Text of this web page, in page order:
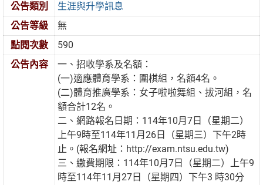
公告類別
生涯與升學訊息
公告等級
無
點閱次數
590
公告內容
一、招收學系及名額：
(一)適應體育學系：圍棋組，名額4名。
(二)體育推廣學系：女子啦啦舞組、拔河組，名
額合計12名。
二、網路報名日期：114年10月7日（星期二）
上午9時至114年11月26日（星期三）下午2時
止。(報名網址：http://exam.ntsu.edu.tw)
三、繳費期限：114年10月7日（星期二）上午9
時至114年11月27日（星期四）下午3 時30分